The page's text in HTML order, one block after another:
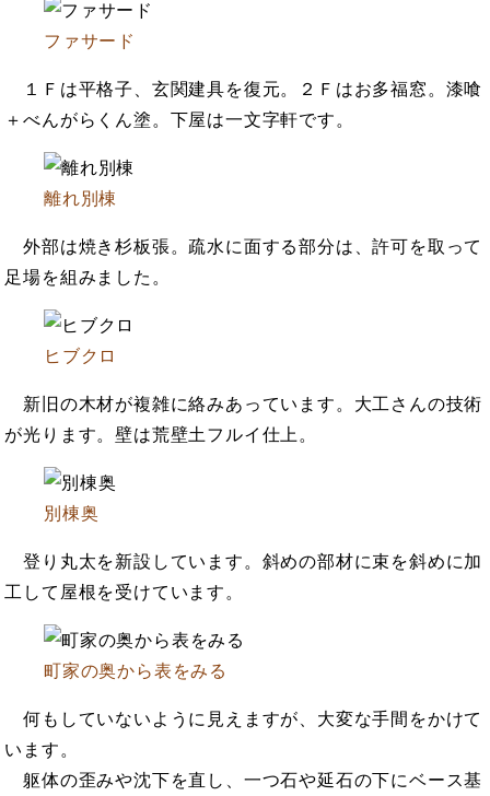
ファサード
１Ｆは平格子、玄関建具を復元。２Ｆはお多福窓。漆喰
＋べんがらくん塗。下屋は一文字軒です。
離れ別棟
外部は焼き杉板張。疏水に面する部分は、許可を取って
足場を組みました。
ヒブクロ
新旧の木材が複雑に絡みあっています。大工さんの技術
が光ります。壁は荒壁土フルイ仕上。
別棟奥
登り丸太を新設しています。斜めの部材に束を斜めに加
工して屋根を受けています。
町家の奥から表をみる
何もしていないように見えますが、大変な手間をかけて
います。
躯体の歪みや沈下を直し、一つ石や延石の下にベース基